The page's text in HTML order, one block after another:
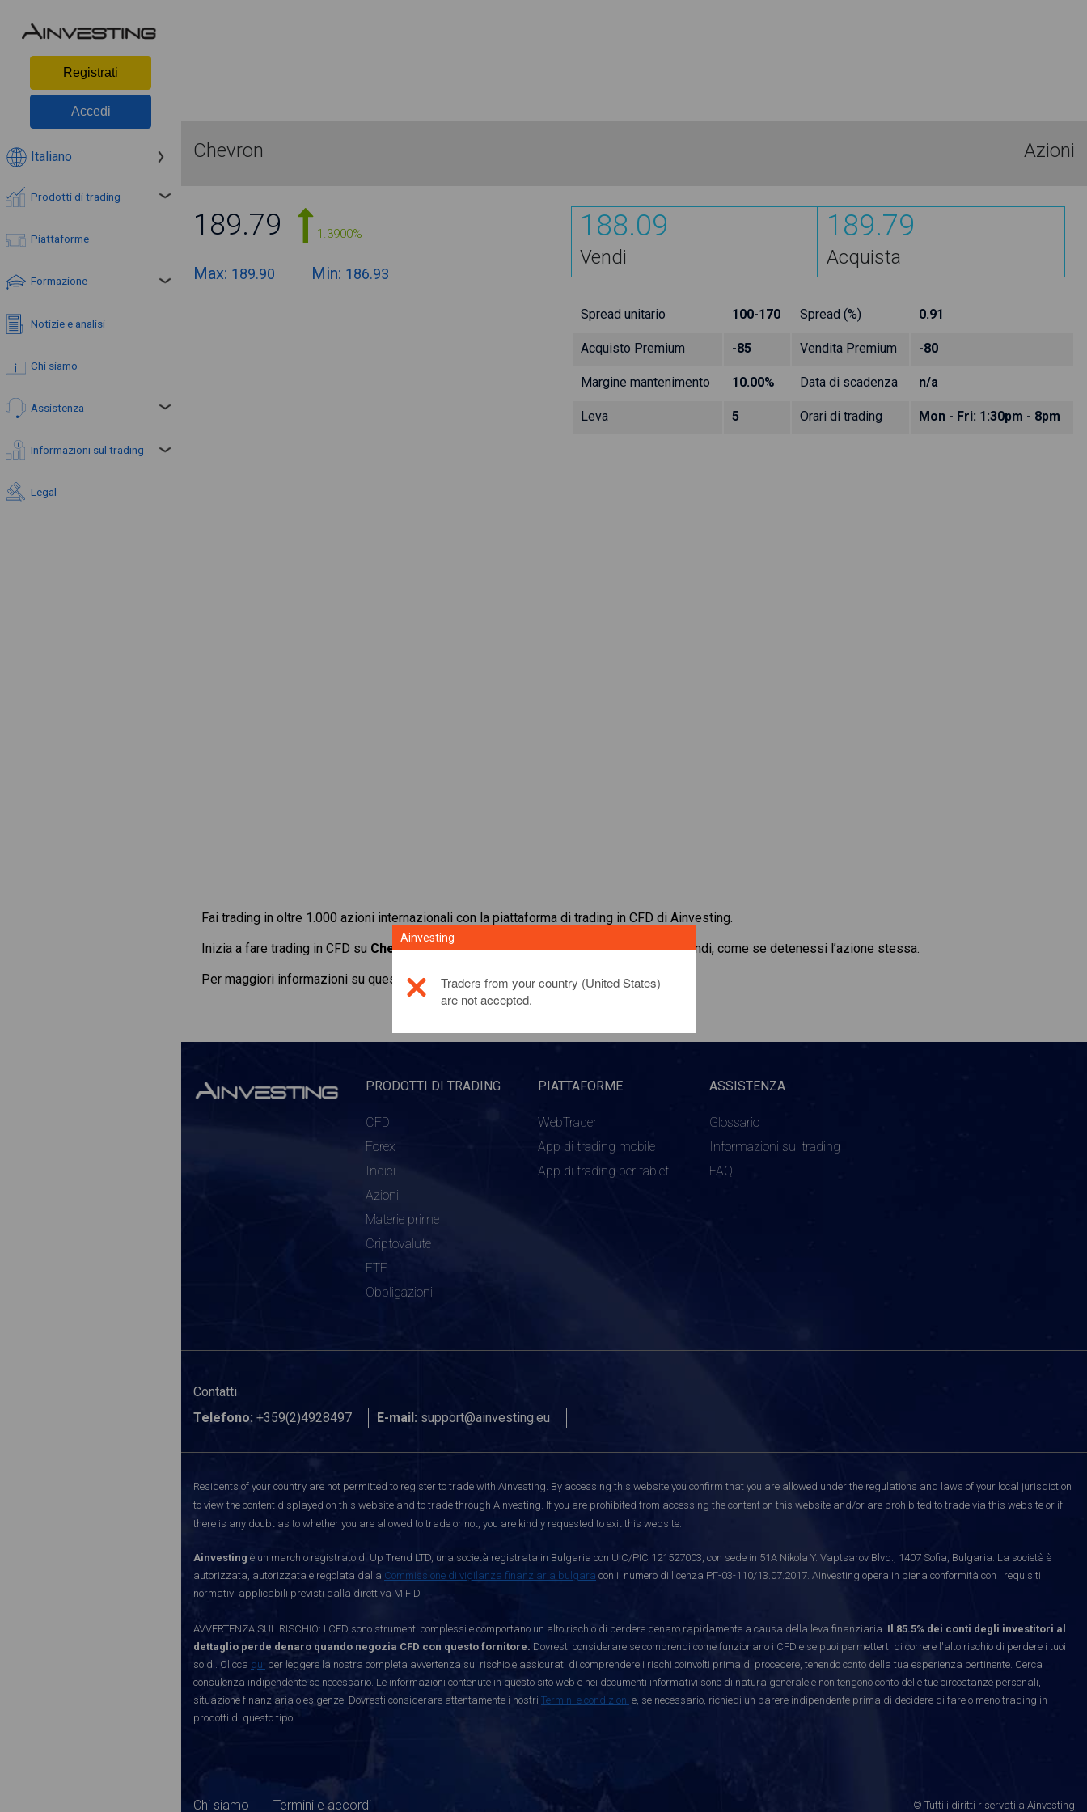
Registrati
Accedi
Italiano
Prodotti di trading
Piattaforme
Formazione
Notizie e analisi
Chi siamo
Assistenza
Informazioni sul trading
Legal
Chevron Azioni
189.79 1.3900%
Max: 189.90 Min: 186.93
188.09
Vendi
189.79
Acquista
Spread unitario 100-170 Spread (%) 0.91
Acquisto Premium -85 Vendita Premium -80
Margine mantenimento 10.00% Data di scadenza n/a
Leva 5 Orari di trading Mon - Fri: 1:30pm - 8pm
Fai trading in oltre 1.000 azioni internazionali con la piattaforma di trading in CFD di Ainvesting.
Inizia a fare trading in CFD su Chevron. Ottieni quotazioni in tempo reale e ricevi dividendi, come se detenessi l’azione stessa.
Per maggiori informazioni su questo prodotto di investimento,fai clic qui
PRODOTTI DI TRADING
CFD
Forex
Indici
Azioni
Materie prime
Criptovalute
ETF
Obbligazioni
PIATTAFORME
WebTrader
App di trading mobile
App di trading per tablet
ASSISTENZA
Glossario
Informazioni sul trading
FAQ
Contatti
Telefono: +359(2)4928497 E-mail: support@ainvesting.eu
Residents of your country are not permitted to register to trade with Ainvesting. By accessing this website you confirm that you are allowed under the regulations and laws of your local jurisdiction
to view the content displayed on this website and to trade through Ainvesting. If you are prohibited from accessing the content on this website and/or are prohibited to trade via this website or if
there is any doubt as to whether you are allowed to trade or not, you are kindly requested to exit this website.
Ainvesting è un marchio registrato di Up Trend LTD, una società registrata in Bulgaria con UIC/PIC 121527003, con sede in 51A Nikola Y. Vaptsarov Blvd., 1407 Sofia, Bulgaria. La società è
autorizzata, autorizzata e regolata dalla Commissione di vigilanza finanziaria bulgara con il numero di licenza РГ-03-110/13.07.2017. Ainvesting opera in piena conformità con i requisiti
normativi applicabili previsti dalla direttiva MiFID.
AVVERTENZA SUL RISCHIO: I CFD sono strumenti complessi e comportano un alto rischio di perdere denaro rapidamente a causa della leva finanziaria. Il 85.5% dei conti degli investitori al
dettaglio perde denaro quando negozia CFD con questo fornitore. Dovresti considerare se comprendi come funzionano i CFD e se puoi permetterti di correre l'alto rischio di perdere i tuoi
soldi. Clicca qui per leggere la nostra completa avvertenza sul rischio e assicurati di comprendere i rischi coinvolti prima di procedere, tenendo conto della tua esperienza pertinente. Cerca
consulenza indipendente se necessario. Le informazioni contenute in questo sito web e nei documenti informativi sono di natura generale e non tengono conto delle tue circostanze personali,
situazione finanziaria o esigenze. Dovresti considerare attentamente i nostri Termini e condizioni e, se necessario, richiedi un parere indipendente prima di decidere di fare o meno trading in
prodotti di questo tipo.
Chi siamo Termini e accordi © Tutti i diritti riservati a Ainvesting
Ainvesting
Traders from your country (United States)
are not accepted.